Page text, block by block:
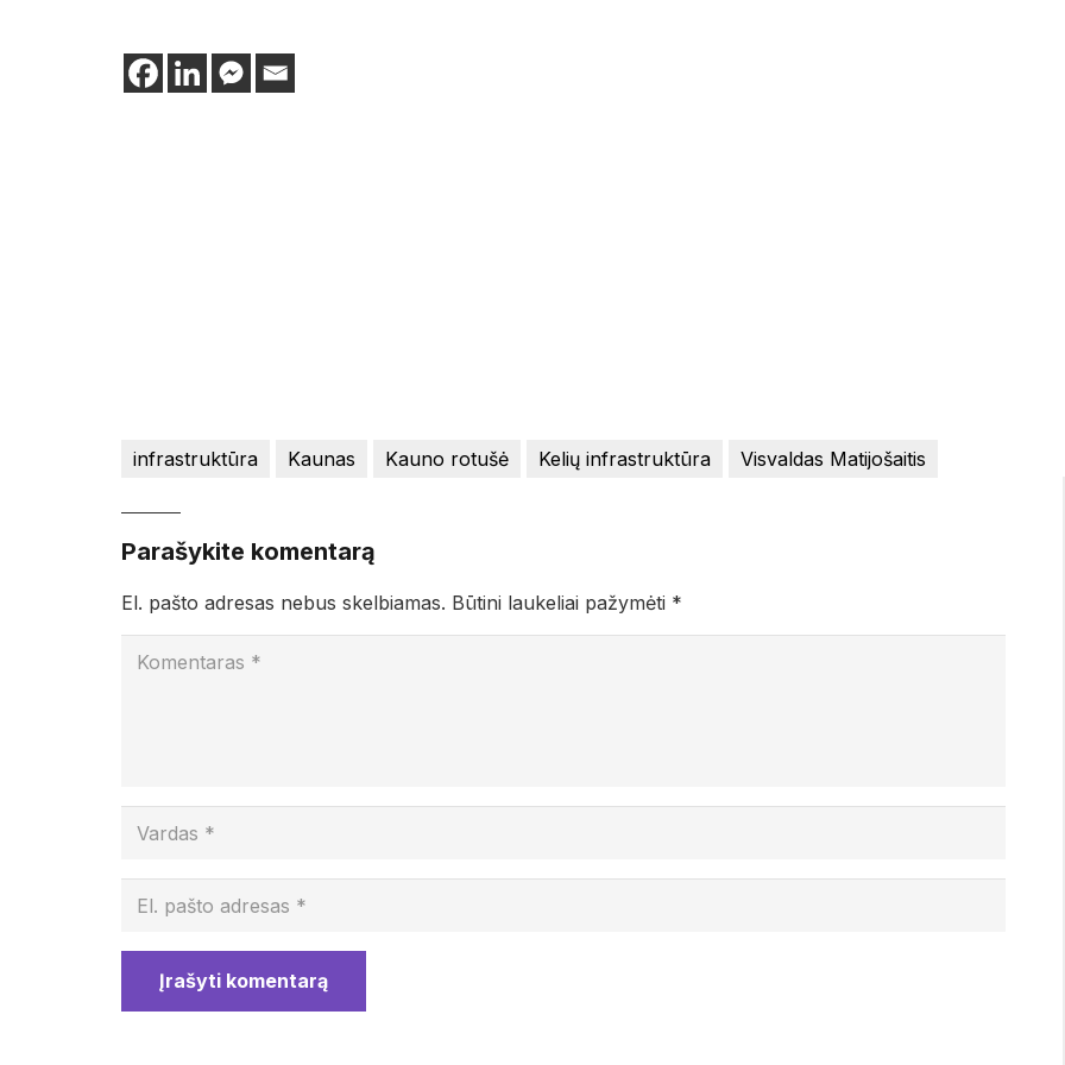
infrastruktūra Kaunas Kauno rotušė Kelių infrastruktūra Visvaldas Matijošaitis
Parašykite komentarą
El. pašto adresas nebus skelbiamas. Būtini laukeliai pažymėti *
Įrašyti komentarą